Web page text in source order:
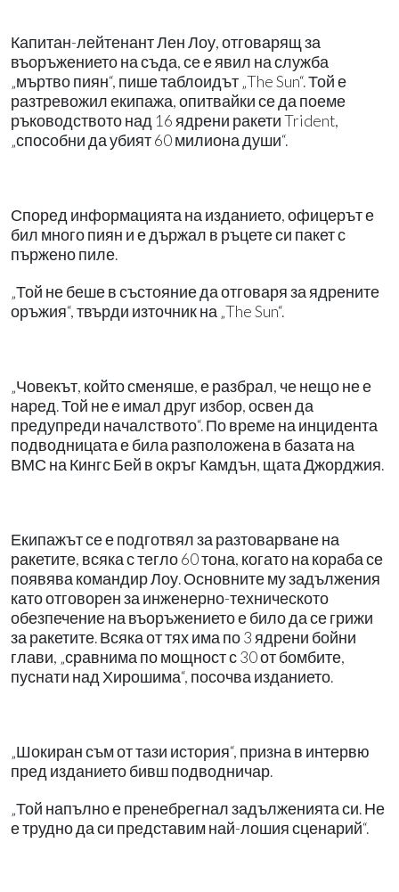
Капитан-лейтенант Лен Лоу, отговарящ за
въоръжението на съда, се е явил на служба
„мъртво пиян“, пише таблоидът „The Sun“. Той е
разтревожил екипажа, опитвайки се да поеме
ръководството над 16 ядрени ракети Trident,
„способни да убият 60 милиона души“.
Според информацията на изданието, офицерът е
бил много пиян и е държал в ръцете си пакет с
пържено пиле.
„Той не беше в състояние да отговаря за ядрените
оръжия“, твърди източник на „The Sun“.
„Човекът, който сменяше, е разбрал, че нещо не е
наред. Той не е имал друг избор, освен да
предупреди началството“. По време на инцидента
подводницата е била разположена в базата на
ВМС на Кингс Бей в окръг Камдън, щата Джорджия.
Екипажът се е подготвял за разтоварване на
ракетите, всяка с тегло 60 тона, когато на кораба се
появява командир Лоу. Основните му задължения
като отговорен за инженерно-техническото
обезпечение на въоръжението е било да се грижи
за ракетите. Всяка от тях има по 3 ядрени бойни
глави, „сравнима по мощност с 30 от бомбите,
пуснати над Хирошима“, посочва изданието.
„Шокиран съм от тази история“, призна в интервю
пред изданието бивш подводничар.
„Той напълно е пренебрегнал задълженията си. Не
е трудно да си представим най-лошия сценарий“.